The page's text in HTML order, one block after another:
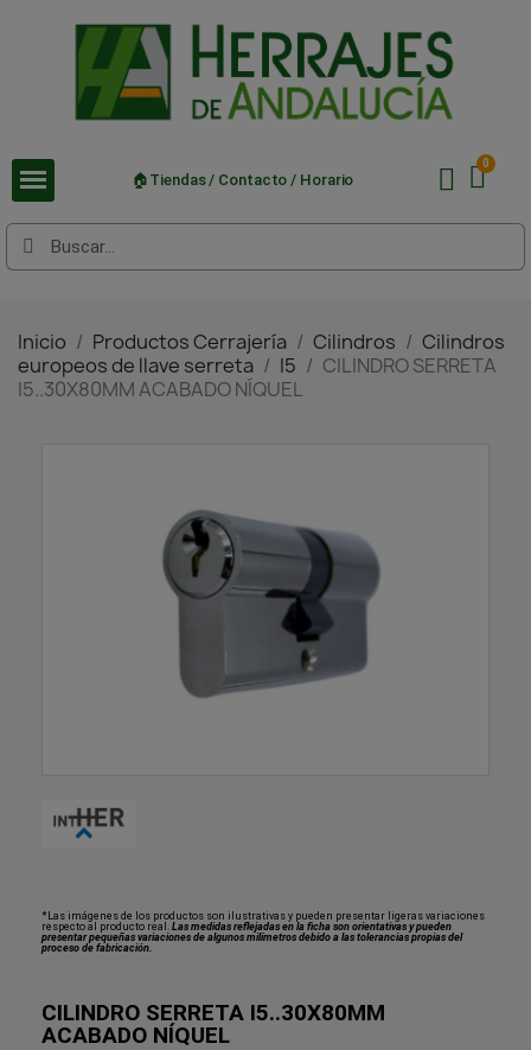
🏠Tiendas / Contacto / Horario
Inicio Productos Cerrajería Cilindros
Cilindros
europeos de llave serreta
I5
CILINDRO SERRETA
I5..30X80MM ACABADO NÍQUEL
*Las imágenes de los productos son ilustrativas y pueden presentar ligeras variaciones
respecto al producto real. Las medidas reflejadas en la ficha son orientativas y pueden
presentar pequeñas variaciones de algunos milímetros debido a las tolerancias propias del
proceso de fabricación.
CILINDRO SERRETA I5..30X80MM
ACABADO NÍQUEL